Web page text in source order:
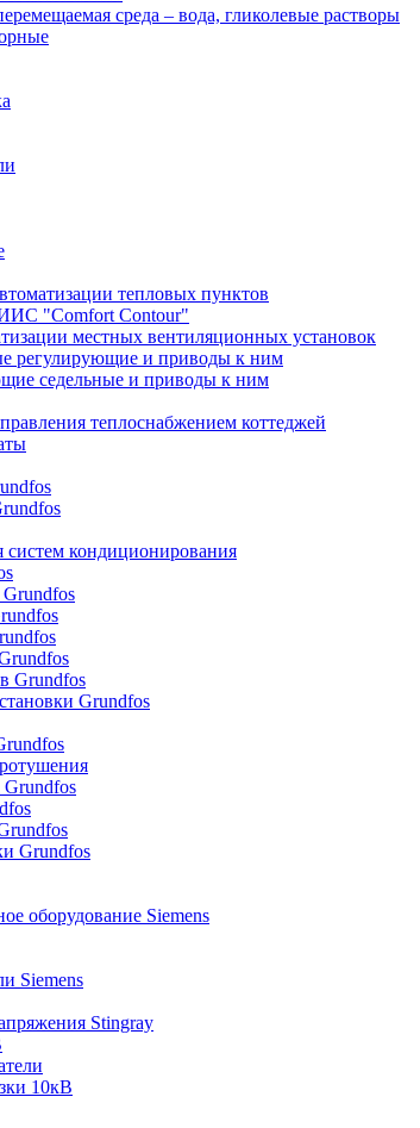
среда – вода, гликолевые растворы
тепловых пунктов
"Comfort Contour"
местных вентиляционных установок
регулирующие и приводы к ним
седельные и приводы к ним
теплоснабжением коттеджей
кондиционирования
Grundfos
Grundfos
Grundfos
Grundfos
оборудование Siemens
Siemens
Stingray
10кВ